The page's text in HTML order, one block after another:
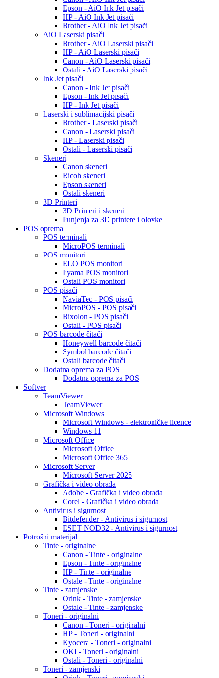
Epson - AiO Ink Jet pisači
HP - AiO Ink Jet pisači
Brother - AiO Ink Jet pisači
AiO Laserski pisači
Brother - AiO Laserski pisači
HP - AiO Laserski pisači
Canon - AiO Laserski pisači
Ostali - AiO Laserski pisači
Ink Jet pisači
Canon - Ink Jet pisači
Epson - Ink Jet pisači
HP - Ink Jet pisači
Laserski i sublimacijski pisači
Brother - Laserski pisači
Canon - Laserski pisači
HP - Laserski pisači
Ostali - Laserski pisači
Skeneri
Canon skeneri
Ricoh skeneri
Epson skeneri
Ostali skeneri
3D Printeri
3D Printeri i skeneri
Punjenja za 3D printere i olovke
POS oprema
POS terminali
MicroPOS terminali
POS monitori
ELO POS monitori
Iiyama POS monitori
Ostali POS monitori
POS pisači
NaviaTec - POS pisači
MicroPOS - POS pisači
Bixolon - POS pisači
Ostali - POS pisači
POS barcode čitači
Honeywell barcode čitači
Symbol barcode čitači
Ostali barcode čitači
Dodatna oprema za POS
Dodatna oprema za POS
Softver
TeamViewer
TeamViewer
Microsoft Windows
Microsoft Windows - elektroničke licence
Windows 11
Microsoft Office
Microsoft Office
Microsoft Office 365
Microsoft Server
Microsoft Server 2025
Grafička i video obrada
Adobe - Grafička i video obrada
Corel - Grafička i video obrada
Antivirus i sigurnost
Bitdefender - Antivirus i sigurnost
ESET NOD32 - Antivirus i sigurnost
Potrošni materijal
Tinte - originalne
Canon - Tinte - originalne
Epson - Tinte - originalne
HP - Tinte - originalne
Ostale - Tinte - originalne
Tinte - zamjenske
Orink - Tinte - zamjenske
Ostale - Tinte - zamjenske
Toneri - originalni
Canon - Toneri - originalni
HP - Toneri - originalni
Kyocera - Toneri - originalni
OKI - Toneri - originalni
Ostali - Toneri - originalni
Toneri - zamjenski